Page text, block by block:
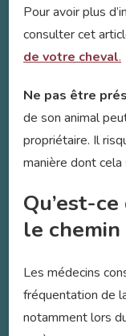
Pour avoir plus
consulter cet
de votre cheval.
Ne pas être
de son animal
propriétaire. Il
manière dont cela
Qu’est-
le
Les médecins
fréquentation de
notamment lors